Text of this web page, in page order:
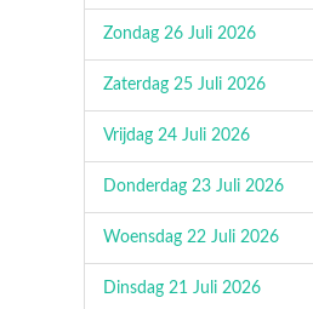
Zondag 26 Juli 2026
Zaterdag 25 Juli 2026
Vrijdag 24 Juli 2026
Donderdag 23 Juli 2026
Woensdag 22 Juli 2026
Dinsdag 21 Juli 2026